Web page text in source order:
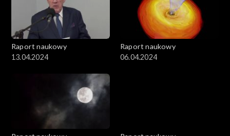
Raport naukowy
13.04.2024
Raport naukowy
06.04.2024